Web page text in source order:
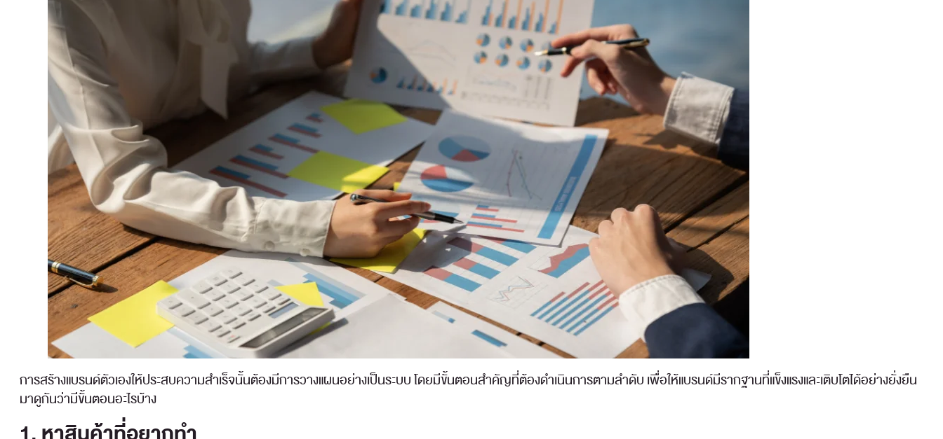
การสร้างแบรนด์ตัวเองให้ประสบความสำเร็จนั้นต้องมีการวางแผนอย่างเป็นระบบ โดยมีขั้นตอนสำคัญที่ต้องดำเนินการตามลำดับ เพื่อให้แบรนด์มีรากฐานที่แข็งแรงและเติบโตได้อย่างยั่งยืน
มาดูกันว่ามีขั้นตอนอะไรบ้าง